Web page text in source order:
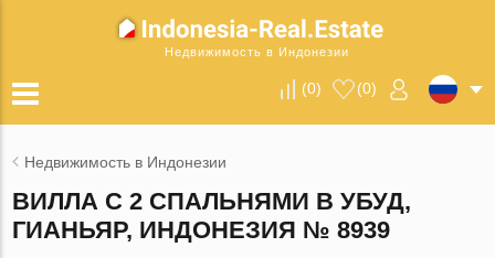
Недвижимость в Индонезии
(0) (0)
Недвижимость в Индонезии
ВИЛЛА С 2 СПАЛЬНЯМИ В УБУД,
ГИАНЬЯР, ИНДОНЕЗИЯ № 8939